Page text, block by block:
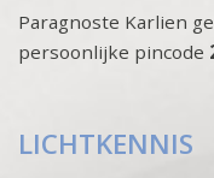
Paragnoste Karlien
persoonlijke pincode
LICHTKENNIS